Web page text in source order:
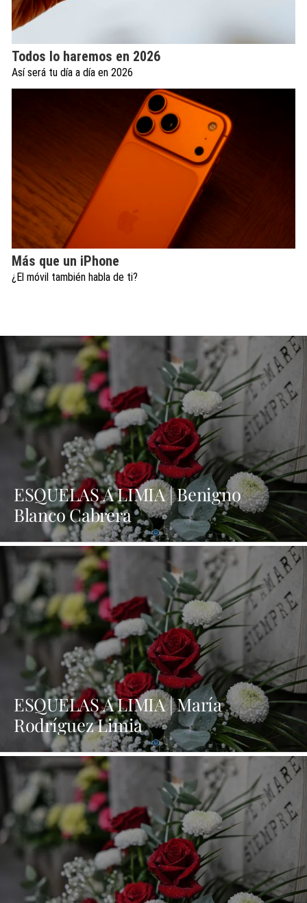
Todos lo haremos en 2026
Así será tu día a día en 2026
Más que un iPhone
¿El móvil también habla de ti?
ESQUELAS A LIMIA | Benigno
Blanco Cabrera
ESQUELAS A LIMIA | María
Rodríguez Limia